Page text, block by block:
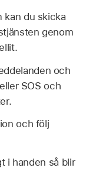
kan du skicka
genom
och
SOS och
och följ
i handen så blir